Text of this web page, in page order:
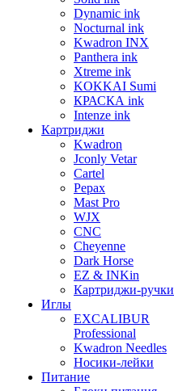
Dynamic ink
Nocturnal ink
Kwadron INX
Panthera ink
Xtreme ink
KOKKAI Sumi
КРАСКА ink
Intenze ink
Картриджи
Kwadron
Jconly Vetar
Cartel
Pepax
Mast Pro
WJX
CNC
Cheyenne
Dark Horse
EZ & INKin
Картриджи-ручки
Иглы
EXCALIBUR
Professional
Kwadron Needles
Носики-лейки
Питание